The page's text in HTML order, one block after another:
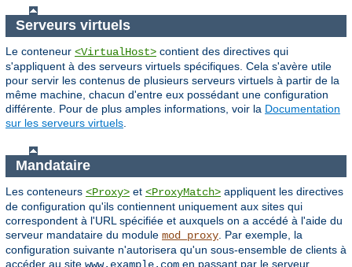
Serveurs virtuels
Le conteneur <VirtualHost> contient des directives qui
s'appliquent à des serveurs virtuels spécifiques. Cela s'avère utile
pour servir les contenus de plusieurs serveurs virtuels à partir de la
même machine, chacun d'entre eux possédant une configuration
différente. Pour de plus amples informations, voir la Documentation
sur les serveurs virtuels
Mandataire
Les conteneurs <Proxy> et <ProxyMatch> appliquent les directives
de configuration qu'ils contiennent uniquement aux sites qui
correspondent à l'URL spécifiée et auxquels on a accédé à l'aide du
serveur mandataire du module mod_proxy . Par exemple, la
configuration suivante n'autorisera qu'un sous-ensemble de clients à
accéder au site
en passant par le serveur